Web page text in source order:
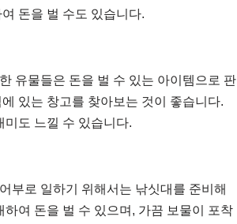
돈을 벌 수도 있습니다.
유물들은 돈을 벌 수 있는 아이템으로 판
있는 창고를 찾아보는 것이 좋습니다.
미도 느낄 수 있습니다.
부로 일하기 위해서는 낚싯대를 준비해
여 돈을 벌 수 있으며, 가끔 보물이 포착